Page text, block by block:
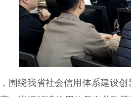
绕我省社会信用体系建设创